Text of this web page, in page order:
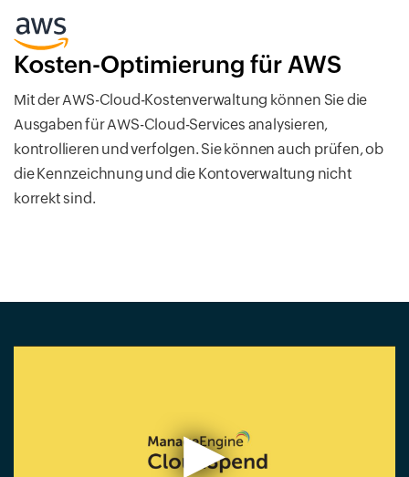
Kosten-Optimierung für AWS
Mit der AWS-Cloud-Kostenverwaltung können Sie die
Ausgaben für AWS-Cloud-Services analysieren,
kontrollieren und verfolgen. Sie können auch prüfen, ob
die Kennzeichnung und die Kontoverwaltung nicht
korrekt sind.